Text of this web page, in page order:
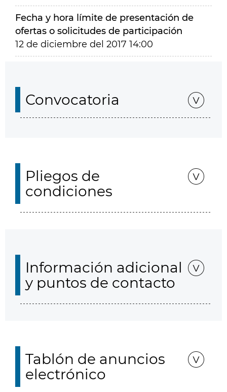
Fecha y hora límite de presentación de
ofertas o solicitudes de participación
12 de diciembre del 2017 14:00
Convocatoria
Pliegos de
condiciones
Información adicional
y puntos de contacto
Tablón de anuncios
electrónico